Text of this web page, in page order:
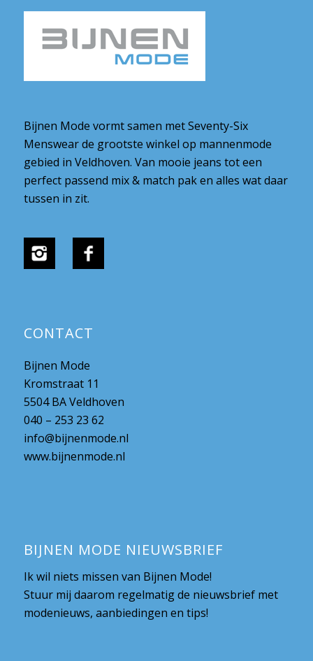
Bijnen Mode vormt samen met Seventy-Six
Menswear de grootste winkel op mannenmode
gebied in Veldhoven. Van mooie jeans tot een
perfect passend mix & match pak en alles wat daar
tussen in zit.
CONTACT
Bijnen Mode
Kromstraat 11
5504 BA Veldhoven
040 – 253 23 62
info@bijnenmode.nl
www.bijnenmode.nl
BIJNEN MODE NIEUWSBRIEF
Ik wil niets missen van Bijnen Mode!
Stuur mij daarom regelmatig de nieuwsbrief met
modenieuws, aanbiedingen en tips!